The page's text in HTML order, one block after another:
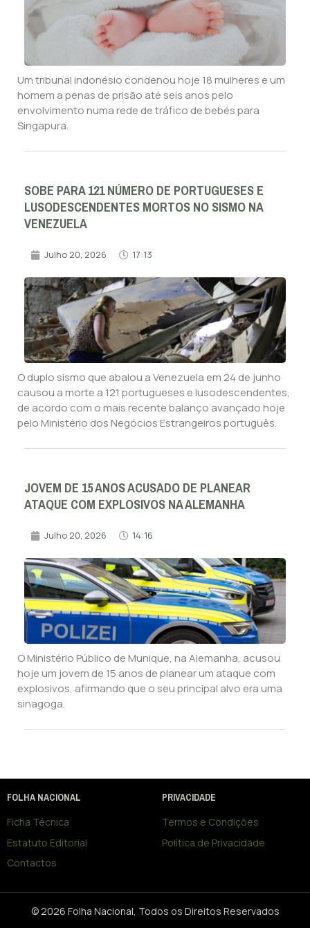
Um tribunal indonésio condenou hoje 18 mulheres e um
homem a penas de prisão até seis anos pelo
envolvimento numa rede de tráfico de bebés para
Singapura.
SOBE PARA 121 NÚMERO DE PORTUGUESES E
LUSODESCENDENTES MORTOS NO SISMO NA
VENEZUELA
Julho 20, 2026 17:13
O duplo sismo que abalou a Venezuela em 24 de junho
causou a morte a 121 portugueses e lusodescendentes,
de acordo com o mais recente balanço avançado hoje
pelo Ministério dos Negócios Estrangeiros português.
JOVEM DE 15 ANOS ACUSADO DE PLANEAR
ATAQUE COM EXPLOSIVOS NA ALEMANHA
Julho 20, 2026 14:16
O Ministério Público de Munique, na Alemanha, acusou
hoje um jovem de 15 anos de planear um ataque com
explosivos, afirmando que o seu principal alvo era uma
sinagoga.
FOLHA NACIONAL
Ficha Técnica
Estatuto Editorial
Contactos
PRIVACIDADE
Termos e Condições
Política de Privacidade
© 2026 Folha Nacional, Todos os Direitos Reservados